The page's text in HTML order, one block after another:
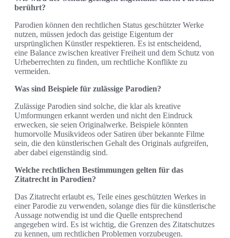
berührt?
Parodien können den rechtlichen Status geschützter Werke
nutzen, müssen jedoch das geistige Eigentum der
ursprünglichen Künstler respektieren. Es ist entscheidend,
eine Balance zwischen kreativer Freiheit und dem Schutz von
Urheberrechten zu finden, um rechtliche Konflikte zu
vermeiden.
Was sind Beispiele für zulässige Parodien?
Zulässige Parodien sind solche, die klar als kreative
Umformungen erkannt werden und nicht den Eindruck
erwecken, sie seien Originalwerke. Beispiele könnten
humorvolle Musikvideos oder Satiren über bekannte Filme
sein, die den künstlerischen Gehalt des Originals aufgreifen,
aber dabei eigenständig sind.
Welche rechtlichen Bestimmungen gelten für das
Zitatrecht in Parodien?
Das Zitatrecht erlaubt es, Teile eines geschützten Werkes in
einer Parodie zu verwenden, solange dies für die künstlerische
Aussage notwendig ist und die Quelle entsprechend
angegeben wird. Es ist wichtig, die Grenzen des Zitatschutzes
zu kennen, um rechtlichen Problemen vorzubeugen.